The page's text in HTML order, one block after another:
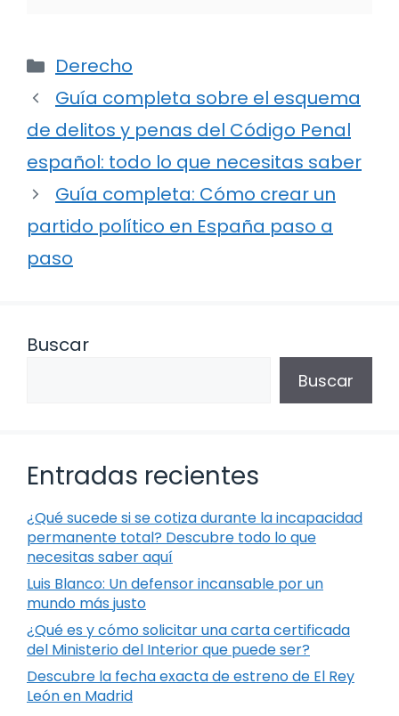
Categorías
Derecho
Guía completa sobre el esquema
de delitos y penas del Código Penal
español: todo lo que necesitas saber
Guía completa: Cómo crear un
partido político en España paso a
paso
Buscar
Buscar
Entradas recientes
¿Qué sucede si se cotiza durante la incapacidad
permanente total? Descubre todo lo que
necesitas saber aquí
Luis Blanco: Un defensor incansable por un
mundo más justo
¿Qué es y cómo solicitar una carta certificada
del Ministerio del Interior que puede ser?
Descubre la fecha exacta de estreno de El Rey
León en Madrid